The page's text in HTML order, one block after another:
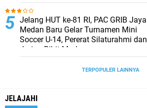
Jelang HUT ke-81 RI, PAC GRIB Jaya
Medan Baru Gelar Turnamen Mini
Soccer U-14, Pererat Silaturahmi dan
Jaring Bibit Muda
TERPOPULER LAINNYA
JELAJAHI